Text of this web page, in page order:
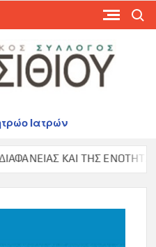
Ιατρών
ΚΑΙ ΤΗΣ ΕΝΟΤΗΤΑΣ